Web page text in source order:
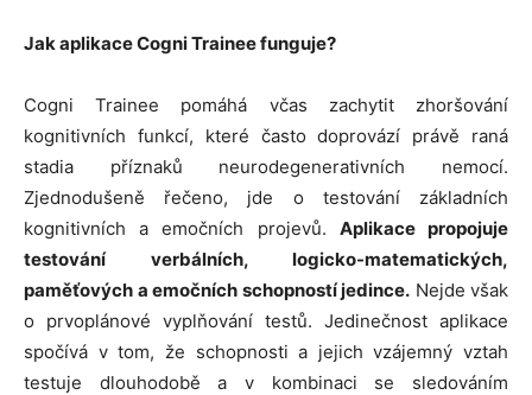
Jak aplikace Cogni Trainee funguje?
Cogni Trainee pomáhá včas zachytit zhoršování
kognitivních funkcí, které často doprovází právě raná
stadia příznaků neurodegenerativních nemocí.
Zjednodušeně řečeno, jde o testování základních
kognitivních a emočních projevů. Aplikace propojuje
testování verbálních, logicko-matematických,
paměťových a emočních schopností jedince. Nejde však
o prvoplánové vyplňování testů. Jedinečnost aplikace
spočívá v tom, že schopnosti a jejich vzájemný vztah
testuje dlouhodobě a v kombinaci se sledováním